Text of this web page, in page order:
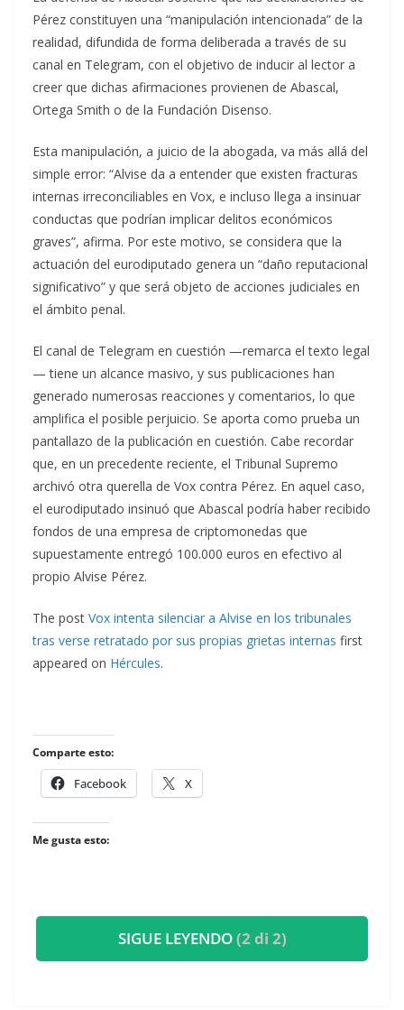
Pérez constituyen una “manipulación intencionada” de la
realidad, difundida de forma deliberada a través de su
canal en Telegram, con el objetivo de inducir al lector a
creer que dichas afirmaciones provienen de Abascal,
Ortega Smith o de la Fundación Disenso.
Esta manipulación, a juicio de la abogada, va más allá del
simple error: “Alvise da a entender que existen fracturas
internas irreconciliables en Vox, e incluso llega a insinuar
conductas que podrían implicar delitos económicos
graves”, afirma. Por este motivo, se considera que la
actuación del eurodiputado genera un “daño reputacional
significativo” y que será objeto de acciones judiciales en
el ámbito penal.
El canal de Telegram en cuestión —remarca el texto legal
— tiene un alcance masivo, y sus publicaciones han
generado numerosas reacciones y comentarios, lo que
amplifica el posible perjuicio. Se aporta como prueba un
pantallazo de la publicación en cuestión. Cabe recordar
que, en un precedente reciente, el Tribunal Supremo
archivó otra querella de Vox contra Pérez. En aquel caso,
el eurodiputado insinuó que Abascal podría haber recibido
fondos de una empresa de criptomonedas que
supuestamente entregó 100.000 euros en efectivo al
propio Alvise Pérez.
The post Vox intenta silenciar a Alvise en los tribunales
tras verse retratado por sus propias grietas internas first
appeared on Hércules.
Comparte esto:
Facebook X
Me gusta esto:
SIGUE LEYENDO(2 di 2)